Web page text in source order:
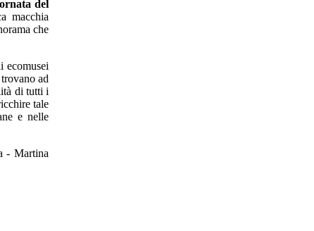
del
macchia
che
ecomusei
ad
di tutti i
tale
e nelle
- Martina